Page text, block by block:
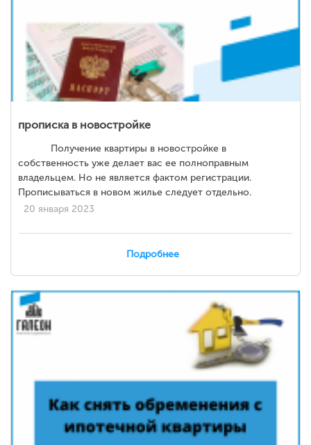
прописка в новостройке
Получение квартиры в новостройке в
собственность уже делает вас ее полноправным
владельцем. Но не является фактом регистрации.
Прописываться в новом жилье следует отдельно.
20 января 2023
Подробнее